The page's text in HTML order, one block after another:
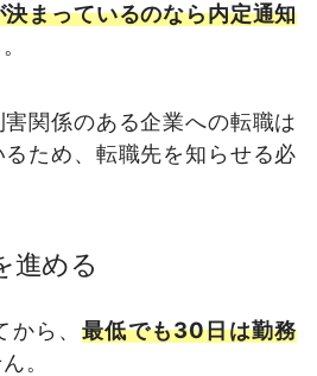
決まっているのなら内定通知
関係のある企業への転職は
ため、転職先を知らせる必
進める
ら、 最低でも30日は勤務
。